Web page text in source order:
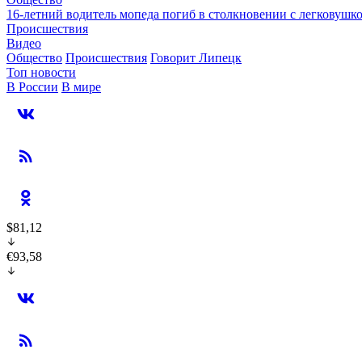
16-летний водитель мопеда погиб в столкновении с
Происшествия
Видео
Общество Происшествия Говорит Липецк
Топ новости
В России В мире
$81,12
€93,58